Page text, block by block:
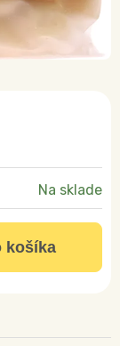
Na sklade
košíka